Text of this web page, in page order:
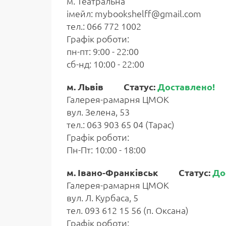
імейл: mybookshelff@gmail.com
тел.: 066 772 1002
Графік роботи:
пн-пт: 9:00 - 22:00
сб-нд: 10:00 - 22:00
м. Львів Статус:Доставлено!
Галерея-рамарня ЦМОК
вул. Зелена, 53
тел.: 063 903 65 04 (Тарас)
Графік роботи:
Пн-Пт: 10:00 - 18:00
м. Івано-Франківськ Статус:
Галерея-рамарня ЦМОК
вул. Л. Курбаса, 5
тел. 093 612 15 56 (п. Оксана)
Графік роботи: